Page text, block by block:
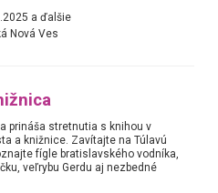
a ďalšie
Nová Ves
prináša stretnutia s knihou v
a knižnice. Zavítajte na Túlavú
fígle bratislavského vodníka,
veľrybu Gerdu aj nezbedné